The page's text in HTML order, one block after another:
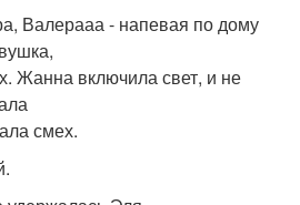
Валерааа - напевая по дому
Жанна включила свет, и не
смех.